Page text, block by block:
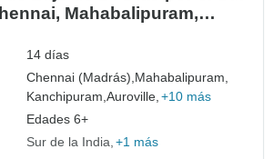
Mahabalipuram,
14 días
Chennai (Madrás), Mahabalipuram,
Kanchipuram,Auroville, +10 más
Edades 6+
Sur de la India +1 más